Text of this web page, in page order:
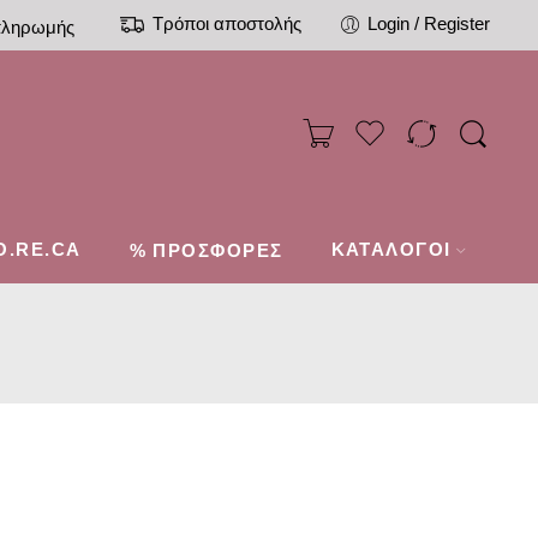
Τρόποι αποστολής Login / Register
% ΠΡΟΣΦΟΡΕΣ ΚΑΤΑΛΟΓΟΙ